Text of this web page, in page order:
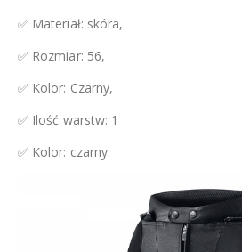
✅ Materiał: skóra,
✅ Rozmiar: 56,
✅ Kolor: Czarny,
✅ Ilość warstw: 1
✅ Kolor: czarny.